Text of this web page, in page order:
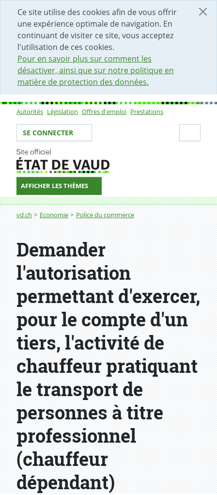
Ce site utilise des cookies afin de vous offrir
une expérience optimale de navigation. En
continuant de visiter ce site, vous acceptez
l'utilisation de ces cookies.
Pour en savoir plus sur comment les
désactiver, ainsi que sur notre politique en
matière de protection des données.
DÉBUT DU CONTENU DE LA PAGE
ACCÈS AU CHAMP DE RECHERCHE
PAGE D'ACCUEIL
FORMULAIRE DE CONTACT
Sous-navigation
Autorités Législation Offres d'emploi Prestations
Votre identité
SE CONNECTER
AFFICHER LES THÈMES
Fil d'Ariane
vd.ch Economie Police du commerce
Demander l'autorisation permettant d'exercer, pour
Demander
l'autorisation
permettant d'exercer,
pour le compte d'un
tiers, l'activité de
chauffeur pratiquant
le transport de
personnes à titre
professionnel
(chauffeur
dépendant)